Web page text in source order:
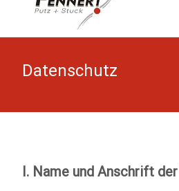
Datenschutz
I. Name und Anschrift